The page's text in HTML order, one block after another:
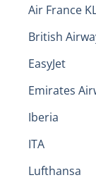
Air France
British
EasyJet
Emirates
Iberia
ITA
Lufthansa